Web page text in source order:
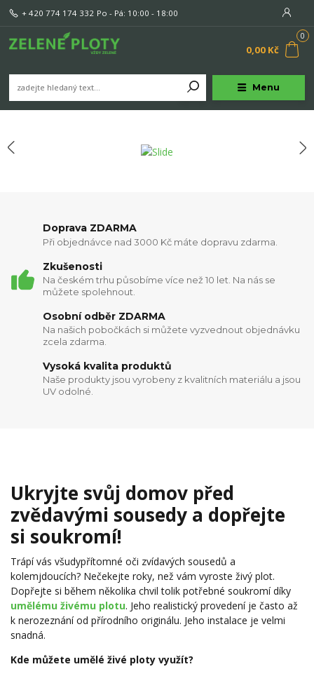
Menu
+ 420 774 174 332 Po - Pá: 10:00 - 18:00
0
0,00 Kč
Doprava ZDARMA
Při objednávce nad 3000 Kč máte dopravu zdarma.
Zkušenosti
Na českém trhu působíme více než 10 let. Na nás se
můžete spolehnout.
Osobní odběr ZDARMA
Na našich pobočkách si můžete vyzvednout objednávku
zcela zdarma.
Vysoká kvalita produktů
Naše produkty jsou vyrobeny z kvalitních materiálu a jsou
UV odolné.
Ukryjte svůj domov před
zvědavými sousedy a dopřejte
si soukromí!
Trápí vás všudypřítomné oči zvídavých sousedů a
kolemjdoucích? Nečekejte roky, než vám vyroste živý plot.
Dopřejte si během několika chvil tolik potřebné soukromí díky
umělému živému plotu. Jeho realistický provedení je často až
k nerozeznání od přírodního originálu. Jeho instalace je velmi
snadná.
Kde můžete umělé živé ploty využít?